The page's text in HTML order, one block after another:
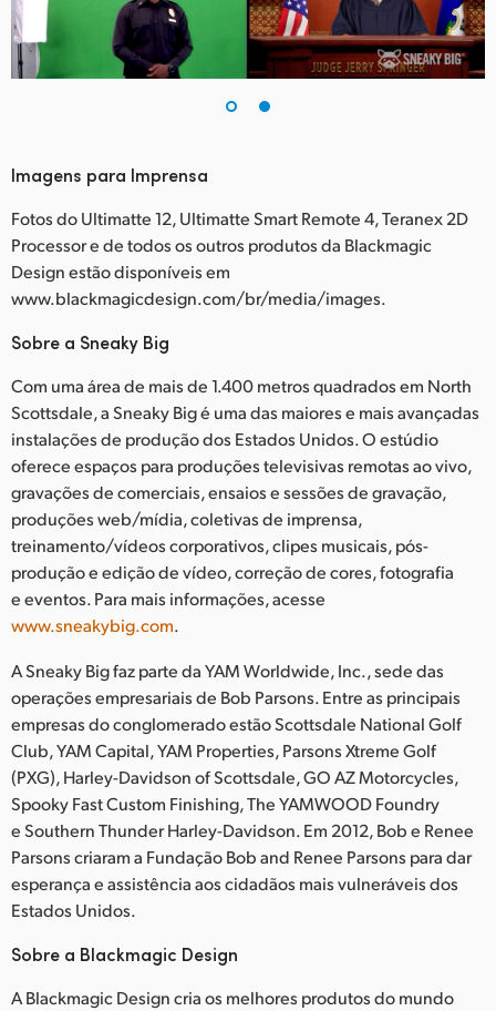
Imagens para Imprensa
Fotos do Ultimatte 12, Ultimatte Smart Remote 4, Teranex 2D
Processor e de todos os outros produtos da Blackmagic
Design estão disponíveis em
www.blackmagicdesign.com/br/media/images.
Sobre a Sneaky Big
Com uma área de mais de 1.400 metros quadrados em North
Scottsdale, a Sneaky Big é uma das maiores e mais avançadas
instalações de produção dos Estados Unidos. O estúdio
oferece espaços para produções televisivas remotas ao vivo,
gravações de comerciais, ensaios e sessões de gravação,
produções web/mídia, coletivas de imprensa,
treinamento/vídeos corporativos, clipes musicais, pós-
produção e edição de vídeo, correção de cores, fotografia
e eventos. Para mais informações, acesse
www.sneakybig.com.
A Sneaky Big faz parte da YAM Worldwide, Inc., sede das
operações empresariais de Bob Parsons. Entre as principais
empresas do conglomerado estão Scottsdale National Golf
Club, YAM Capital, YAM Properties, Parsons Xtreme Golf
(PXG), Harley-Davidson of Scottsdale, GO AZ Motorcycles,
Spooky Fast Custom Finishing, The YAMWOOD Foundry
e Southern Thunder Harley-Davidson. Em 2012, Bob e Renee
Parsons criaram a Fundação Bob and Renee Parsons para dar
esperança e assistência aos cidadãos mais vulneráveis dos
Estados Unidos.
Sobre a Blackmagic Design
A Blackmagic Design cria os melhores produtos do mundo